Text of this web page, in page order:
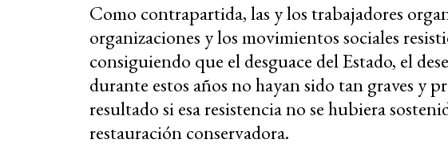
Como contrapartida, las y los trabajadores
organizaciones y los movimientos sociales
consiguiendo que el desguace del Estado, el
durante estos años no hayan sido tan graves y
resultado si esa resistencia no se hubiera
restauración conservadora.